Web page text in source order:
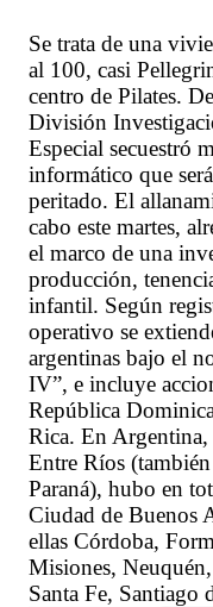
Se trata de una
al 100, casi
centro de Pilates.
División
Especial secuestró
informático que
peritado. El
cabo este martes,
el marco de una
producción,
infantil. Según
operativo se
argentinas bajo el
IV”, e incluye
República
Rica. En Argentina,
Entre Ríos
Paraná), hubo en
Ciudad de Buenos
ellas Córdoba,
Misiones,
Santa Fe, Santiago